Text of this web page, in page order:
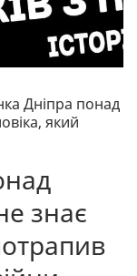
Дніпра понад
який
знає